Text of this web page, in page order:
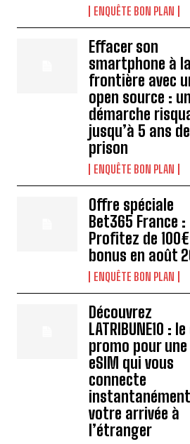
ENQUÊTE BON PLAN
Effacer son
smartphone à la
frontière avec
open source :
démarche
jusqu’à 5 ans de
prison
ENQUÊTE BON PLAN
Offre spéciale
Bet365 France :
Profitez de
bonus en août
ENQUÊTE BON PLAN
Découvrez
LATRIBUNE10 :
promo pour une
eSIM qui vous
connecte
votre arrivée à
l’étranger